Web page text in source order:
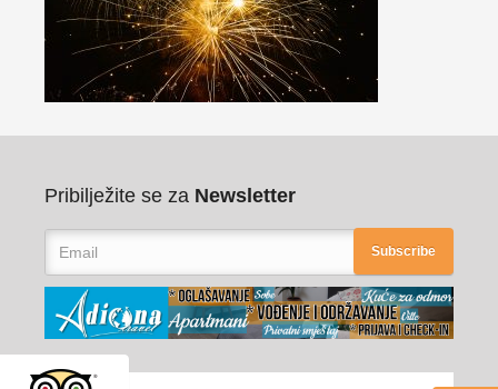
Pribilježite se za Newsletter
Subscribe